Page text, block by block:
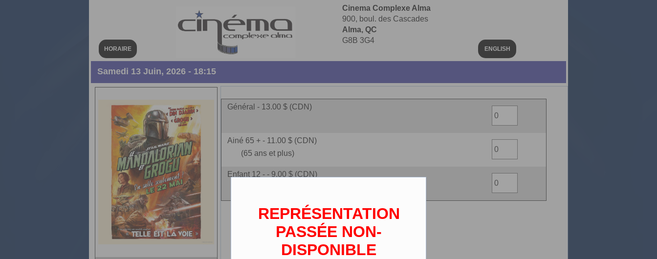
HORAIRE
Cinema Complexe Alma
900, boul. des Cascades
Alma, QC
G8B 3G4
ENGLISH
Samedi 13 Juin, 2026 - 18:15
Général - 13.00 $ (CDN)
Ainé 65 + - 11.00 $ (CDN)
(65 ans et plus)
Enfant 12 - - 9.00 $ (CDN)
REPRÉSENTATION
PASSÉE NON-
DISPONIBLE